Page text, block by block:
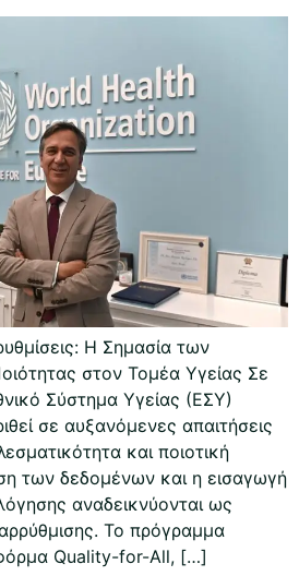
Η Σημασία των
στον Τομέα Υγείας Σε
Σύστημα Υγείας (ΕΣΥ)
σε αυξανόμενες απαιτήσεις
και ποιοτική
των δεδομένων και η εισαγωγή
αναδεικνύονται ως
Το πρόγραμμα
Quality-for-All, […]